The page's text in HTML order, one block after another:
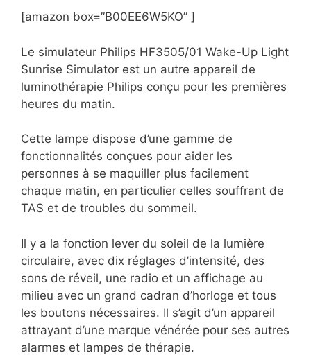
[amazon box=”B00EE6W5KO” ]
Le simulateur Philips HF3505/01 Wake-Up Light
Sunrise Simulator est un autre appareil de
luminothérapie Philips conçu pour les premières
heures du matin.
Cette lampe dispose d’une gamme de
fonctionnalités conçues pour aider les
personnes à se maquiller plus facilement
chaque matin, en particulier celles souffrant de
TAS et de troubles du sommeil.
Il y a la fonction lever du soleil de la lumière
circulaire, avec dix réglages d’intensité, des
sons de réveil, une radio et un affichage au
milieu avec un grand cadran d’horloge et tous
les boutons nécessaires. Il s’agit d’un appareil
attrayant d’une marque vénérée pour ses autres
alarmes et lampes de thérapie.